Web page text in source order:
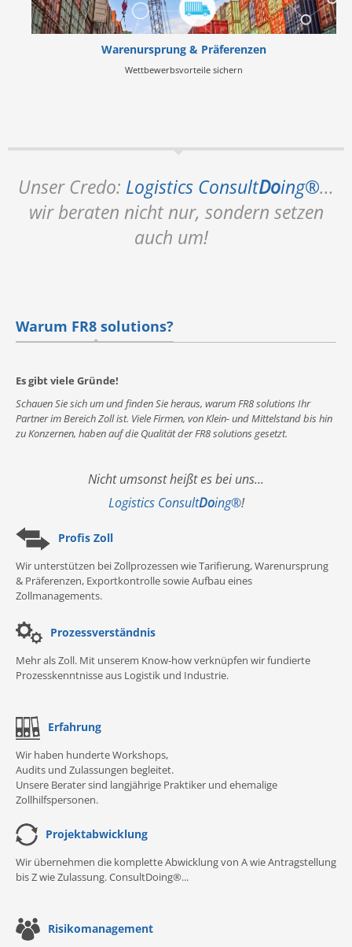
Warenursprung & Präferenzen
Wettbewerbsvorteile sichern
Unser Credo: Logistics ConsultDoing®...
wir beraten nicht nur, sondern setzen
auch um!
Warum FR8 solutions?
Es gibt viele Gründe!
Schauen Sie sich um und finden Sie heraus, warum FR8 solutions Ihr
Partner im Bereich Zoll ist. Viele Firmen, von Klein- und Mittelstand bis hin
zu Konzernen, haben auf die Qualität der FR8 solutions gesetzt.
Nicht umsonst heißt es bei uns...
Logistics ConsultDoing®!
Profis Zoll
Wir unterstützen bei Zollprozessen wie Tarifierung, Warenursprung
& Präferenzen, Exportkontrolle sowie Aufbau eines
Zollmanagements.
Prozessverständnis
Mehr als Zoll. Mit unserem Know-how verknüpfen wir fundierte
Prozesskenntnisse aus Logistik und Industrie.
Erfahrung
Wir haben hunderte Workshops,
Audits und Zulassungen begleitet.
Unsere Berater sind langjährige Praktiker und ehemalige
Zollhilfspersonen.
Projektabwicklung
Wir übernehmen die komplette Abwicklung von A wie Antragstellung
bis Z wie Zulassung. ConsultDoing®...
Risikomanagement